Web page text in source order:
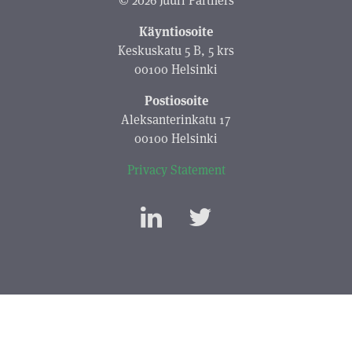
Käyntiosoite
Keskuskatu 5 B, 5 krs
00100 Helsinki
Postiosoite
Aleksanterinkatu 17
00100 Helsinki
Privacy Statement